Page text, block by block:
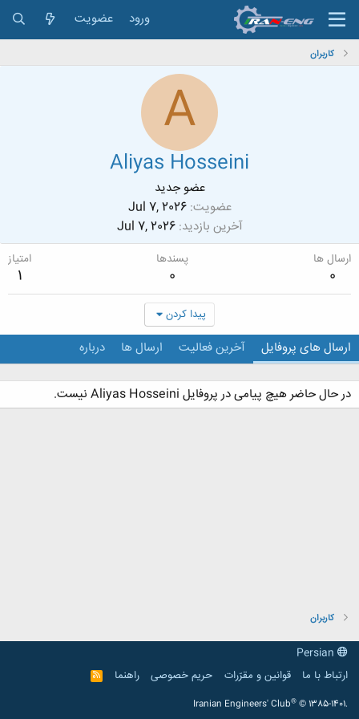
ورود عضویت
کاربران
A
Aliyas Hosseini
عضو جدید
عضویت Jul 7, 2026
آخرین بازدید Jul 7, 2026
ارسال ها
0
پسندها
0
امتیاز
1
پیدا کردن
ارسال های پروفایل آخرین فعالیت ارسال ها درباره
در حال حاضر هیچ پیامی در پروفایل Aliyas Hosseini نیست.
کاربران
ارتباط با ما
قوانین و مقرّرات حریم خصوصی راهنما
R
S
Iranian Engineers' Club® © 1385-1401.